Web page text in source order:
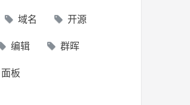
域名 开源
编辑 群晖
面板